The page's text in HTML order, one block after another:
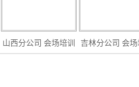
山西分公司 会场培训 吉林分公司 会场